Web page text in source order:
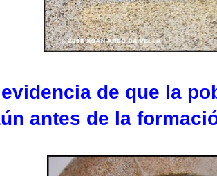
de que la
antes de la